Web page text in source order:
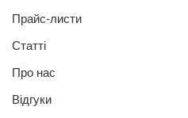
Прайс-листи
Статті
Про нас
Відгуки